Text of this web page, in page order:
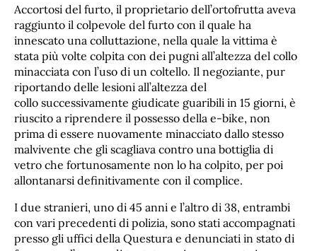
Accortosi del furto, il proprietario dell’ortofrutta aveva
raggiunto il colpevole del furto con il quale ha
innescato una colluttazione, nella quale la vittima è
stata più volte colpita con dei pugni all’altezza del collo
minacciata con l’uso di un coltello. Il negoziante, pur
riportando delle lesioni all’altezza del
collo successivamente giudicate guaribili in 15 giorni, è
riuscito a riprendere il possesso della e-bike, non
prima di essere nuovamente minacciato dallo stesso
malvivente che gli scagliava contro una bottiglia di
vetro che fortunosamente non lo ha colpito, per poi
allontanarsi definitivamente con il complice.
I due stranieri, uno di 45 anni e l’altro di 38, entrambi
con vari precedenti di polizia, sono stati accompagnati
presso gli uffici della Questura e denunciati in stato di